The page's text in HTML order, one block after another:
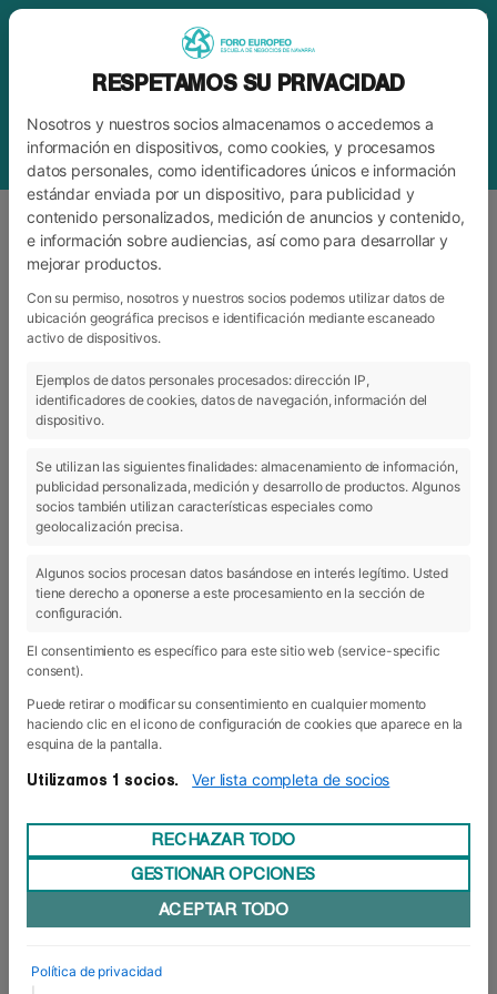
ETIQUETASEGURIDAD
23 Mar 2023
Arranca la IV edición del Certificado de
Seguridad Privada (SEAD0112) de la
Esta semana hemos iniciado la IV edición
RESPETAMOS SU PRIVACIDAD
Nosotros y nuestros socios almacenamos o accedemos a
información en dispositivos, como cookies, y procesamos
datos personales, como identificadores únicos e información
estándar enviada por un dispositivo, para publicidad y
contenido personalizados, medición de anuncios y contenido,
e información sobre audiencias, así como para desarrollar y
mejorar productos.
Con su permiso, nosotros y nuestros socios podemos utilizar datos de
ubicación geográfica precisos e identificación mediante escaneado
activo de dispositivos.
Ejemplos de datos personales procesados: dirección IP,
identificadores de cookies, datos de navegación, información del
dispositivo.
Se utilizan las siguientes finalidades: almacenamiento de información,
publicidad personalizada, medición y desarrollo de productos. Algunos
socios también utilizan características especiales como
geolocalización precisa.
Algunos socios procesan datos basándose en interés legítimo. Usted
tiene derecho a oponerse a este procesamiento en la sección de
configuración.
El consentimiento es específico para este sitio web (service-specific
consent).
Puede retirar o modificar su consentimiento en cualquier momento
haciendo clic en el icono de configuración de cookies que aparece en la
esquina de la pantalla.
Utilizamos 1 socios. Ver lista completa de socios
RECHAZAR TODO
GESTIONAR OPCIONES
ACEPTAR TODO
Política de privacidad